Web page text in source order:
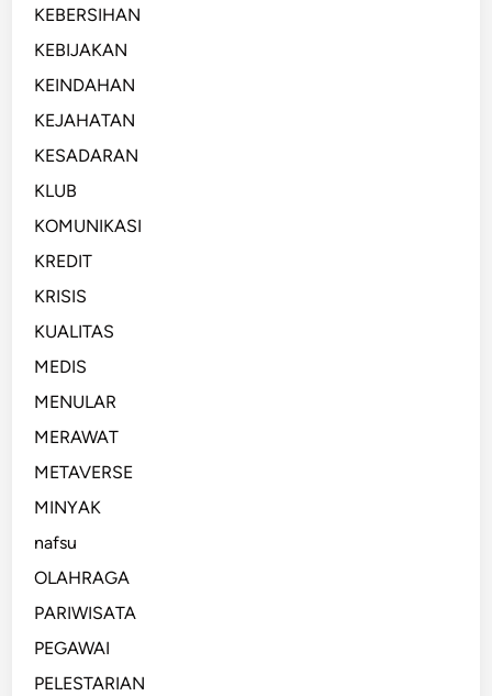
KEBERSIHAN
KEBIJAKAN
KEINDAHAN
KEJAHATAN
KESADARAN
KLUB
KOMUNIKASI
KREDIT
KRISIS
KUALITAS
MEDIS
MENULAR
MERAWAT
METAVERSE
MINYAK
nafsu
OLAHRAGA
PARIWISATA
PEGAWAI
PELESTARIAN